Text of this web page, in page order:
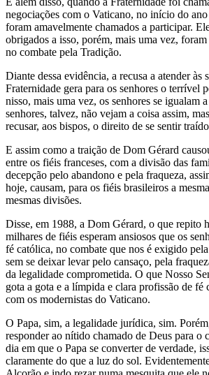
negociações com o Vaticano, no início do
foram amavelmente chamados a participar.
obrigados a isso, porém, mais uma vez,
no combate pela Tradição.
Diante dessa evidência, a recusa a atender às
Fraternidade gera para os senhores o terrível
nisso, mais uma vez, os senhores se igualam
senhores, talvez, não vejam a coisa assim,
recusar, aos bispos, o direito de se sentir
E assim como a traição de Dom Gérard
entre os fiéis franceses, com a divisão das
decepção pelo abandono e pela fraqueza,
hoje, causam, para os fiéis brasileiros a
mesmas divisões.
Disse, em 1988, a Dom Gérard, o que repito
milhares de fiéis esperam ansiosos que os
fé católica, no combate que nos é exigido
sem se deixar levar pelo cansaço, pela
da legalidade comprometida. O que Nosso
gota a gota e a límpida e clara profissão de fé
com os modernistas do Vaticano.
O Papa, sim, a legalidade jurídica, sim.
responder ao nítido chamado de Deus para o
dia em que o Papa se converter de verdade,
claramente do que a luz do sol.